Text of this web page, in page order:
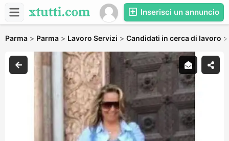
Inserisci un annuncio
Parma > Parma > Lavoro Servizi > Candidati in cerca di lavoro